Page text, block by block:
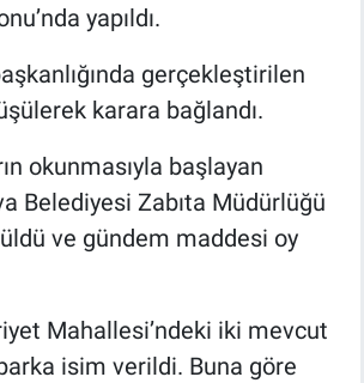
yapıldı.
gerçekleştirilen
karara bağlandı.
okunmasıyla başlayan
Belediyesi Zabıta Müdürlüğü
ve gündem maddesi oy
Mahallesi’ndeki iki mevcut
isim verildi. Buna göre